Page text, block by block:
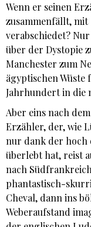
Wenn er seinen
zusammenfällt, mit
verabschiedet?
über der Dystopie
Manchester zum
ägyptischen Wüste
Jahrhundert in die
Aber eins nach
Erzähler, der, wie
nur dank der hoch
überlebt hat, reist
nach
phantastisch-
Cheval, dann ins
Weberaufstand